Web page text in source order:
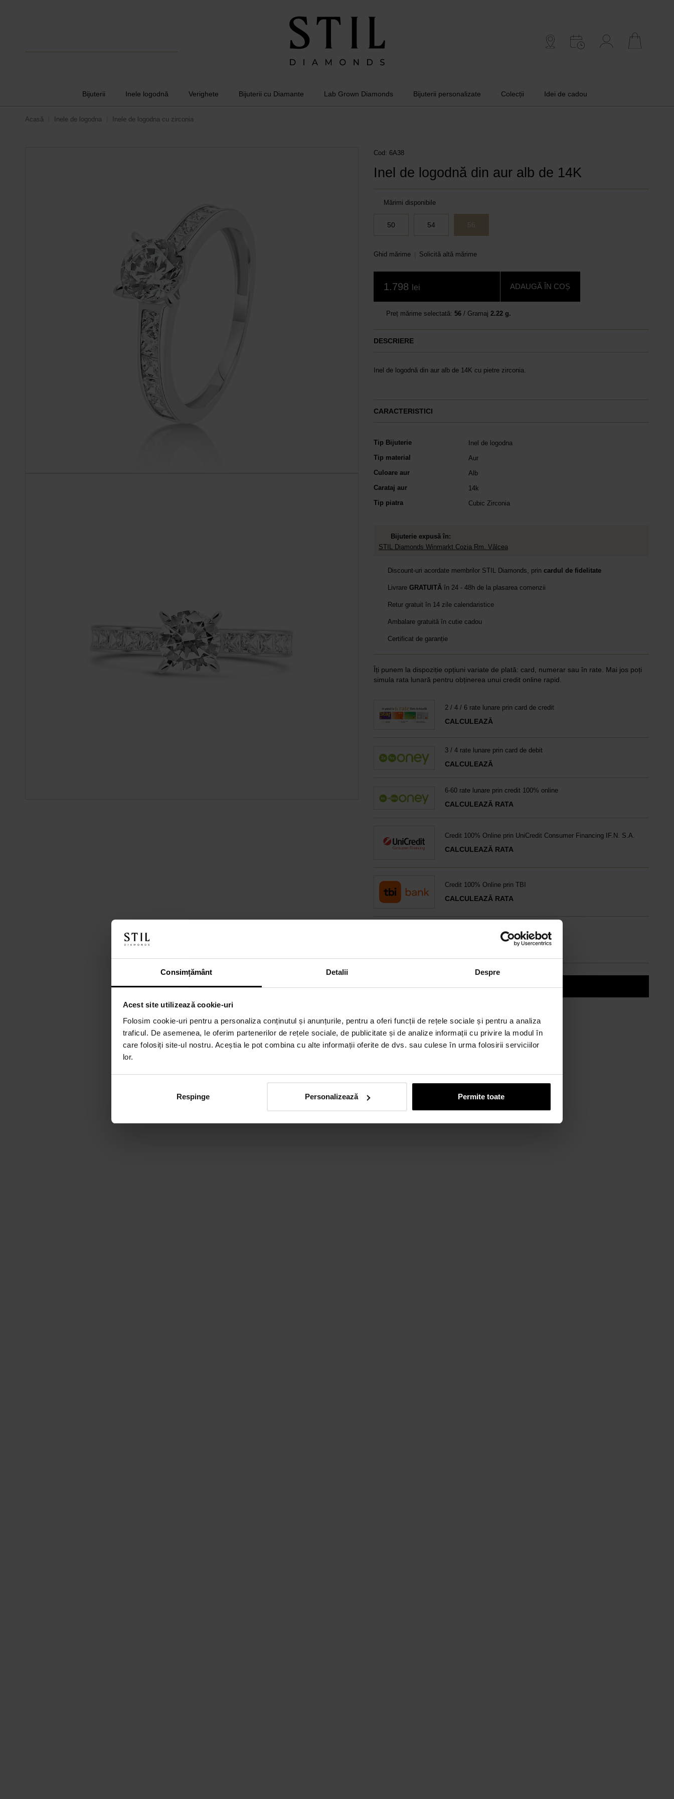
Consimțământ Detalii Despre
Acest site utilizează cookie-uri
Folosim cookie-uri pentru a personaliza conținutul și anunțurile, pentru a oferi funcții de rețele sociale și pentru a analiza
traficul. De asemenea, le oferim partenerilor de rețele sociale, de publicitate și de analize informații cu privire la modul în
care folosiți site-ul nostru. Aceștia le pot combina cu alte informații oferite de dvs. sau culese în urma folosirii serviciilor
lor.
Respinge Personalizează Permite toate
Bijuterii Inele logodnă Verighete Bijuterii cu Diamante Lab Grown Diamonds Bijuterii personalizate Colecții Idei de cadou
Acasă Inele de logodna Inele de logodna cu zirconia
Cod: 6A38
Inel de logodnă din aur alb de 14K
Mărimi disponibile
50 54 56
Ghid mărime Solicită altă mărime
1.798 lei ADAUGĂ ÎN COȘ
Preț mărime selectată: 56/ Gramaj 2.22 g.
DESCRIERE
Inel de logodnă din aur alb de 14K cu pietre zirconia.
CARACTERISTICI
Tip Bijuterie
Inel de logodna
Tip material
Aur
Culoare aur
Alb
Carataj aur
14k
Tip piatra
Cubic Zirconia
Bijuterie expusă în:
STIL Diamonds Winmarkt Cozia Rm. Vâlcea
Discount-uri acordate membrilor STIL Diamonds, prin cardul de fidelitate
Livrare GRATUITĂîn 24 - 48h de la plasarea comenzii
Retur gratuit în 14 zile calendaristice
Ambalare gratuită în cutie cadou
Certificat de garanție
Îți punem la dispoziție opțiuni variate de plată: card, numerar sau în rate. Mai jos poți
simula rata lunară pentru obținerea unui credit online rapid.
2 / 4 / 6 rate lunare prin card de credit
CALCULEAZĂ
3 / 4 rate lunare prin card de debit
CALCULEAZĂ
6-60 rate lunare prin credit 100% online
CALCULEAZĂ RATA
Credit 100% Online prin UniCredit Consumer Financing IF.N. S.A.
CALCULEAZĂ RATA
Credit 100% Online prin TBI
CALCULEAZĂ RATA
Până la 24 de rate fără dobândă.
Discută cu un consultant